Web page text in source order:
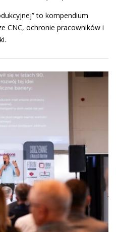
to kompendium
CNC, ochronie pracowników i